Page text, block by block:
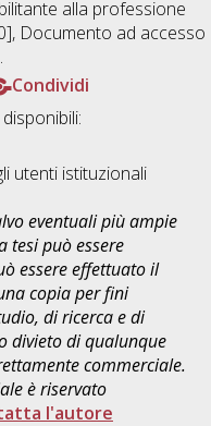
alla professione
, Documento ad accesso
Condividi
utenti istituzionali
eventuali più ampie
tesi può essere
essere effettuato il
copia per fini
di ricerca e di
divieto di qualunque
commerciale.
è riservato
l'autore